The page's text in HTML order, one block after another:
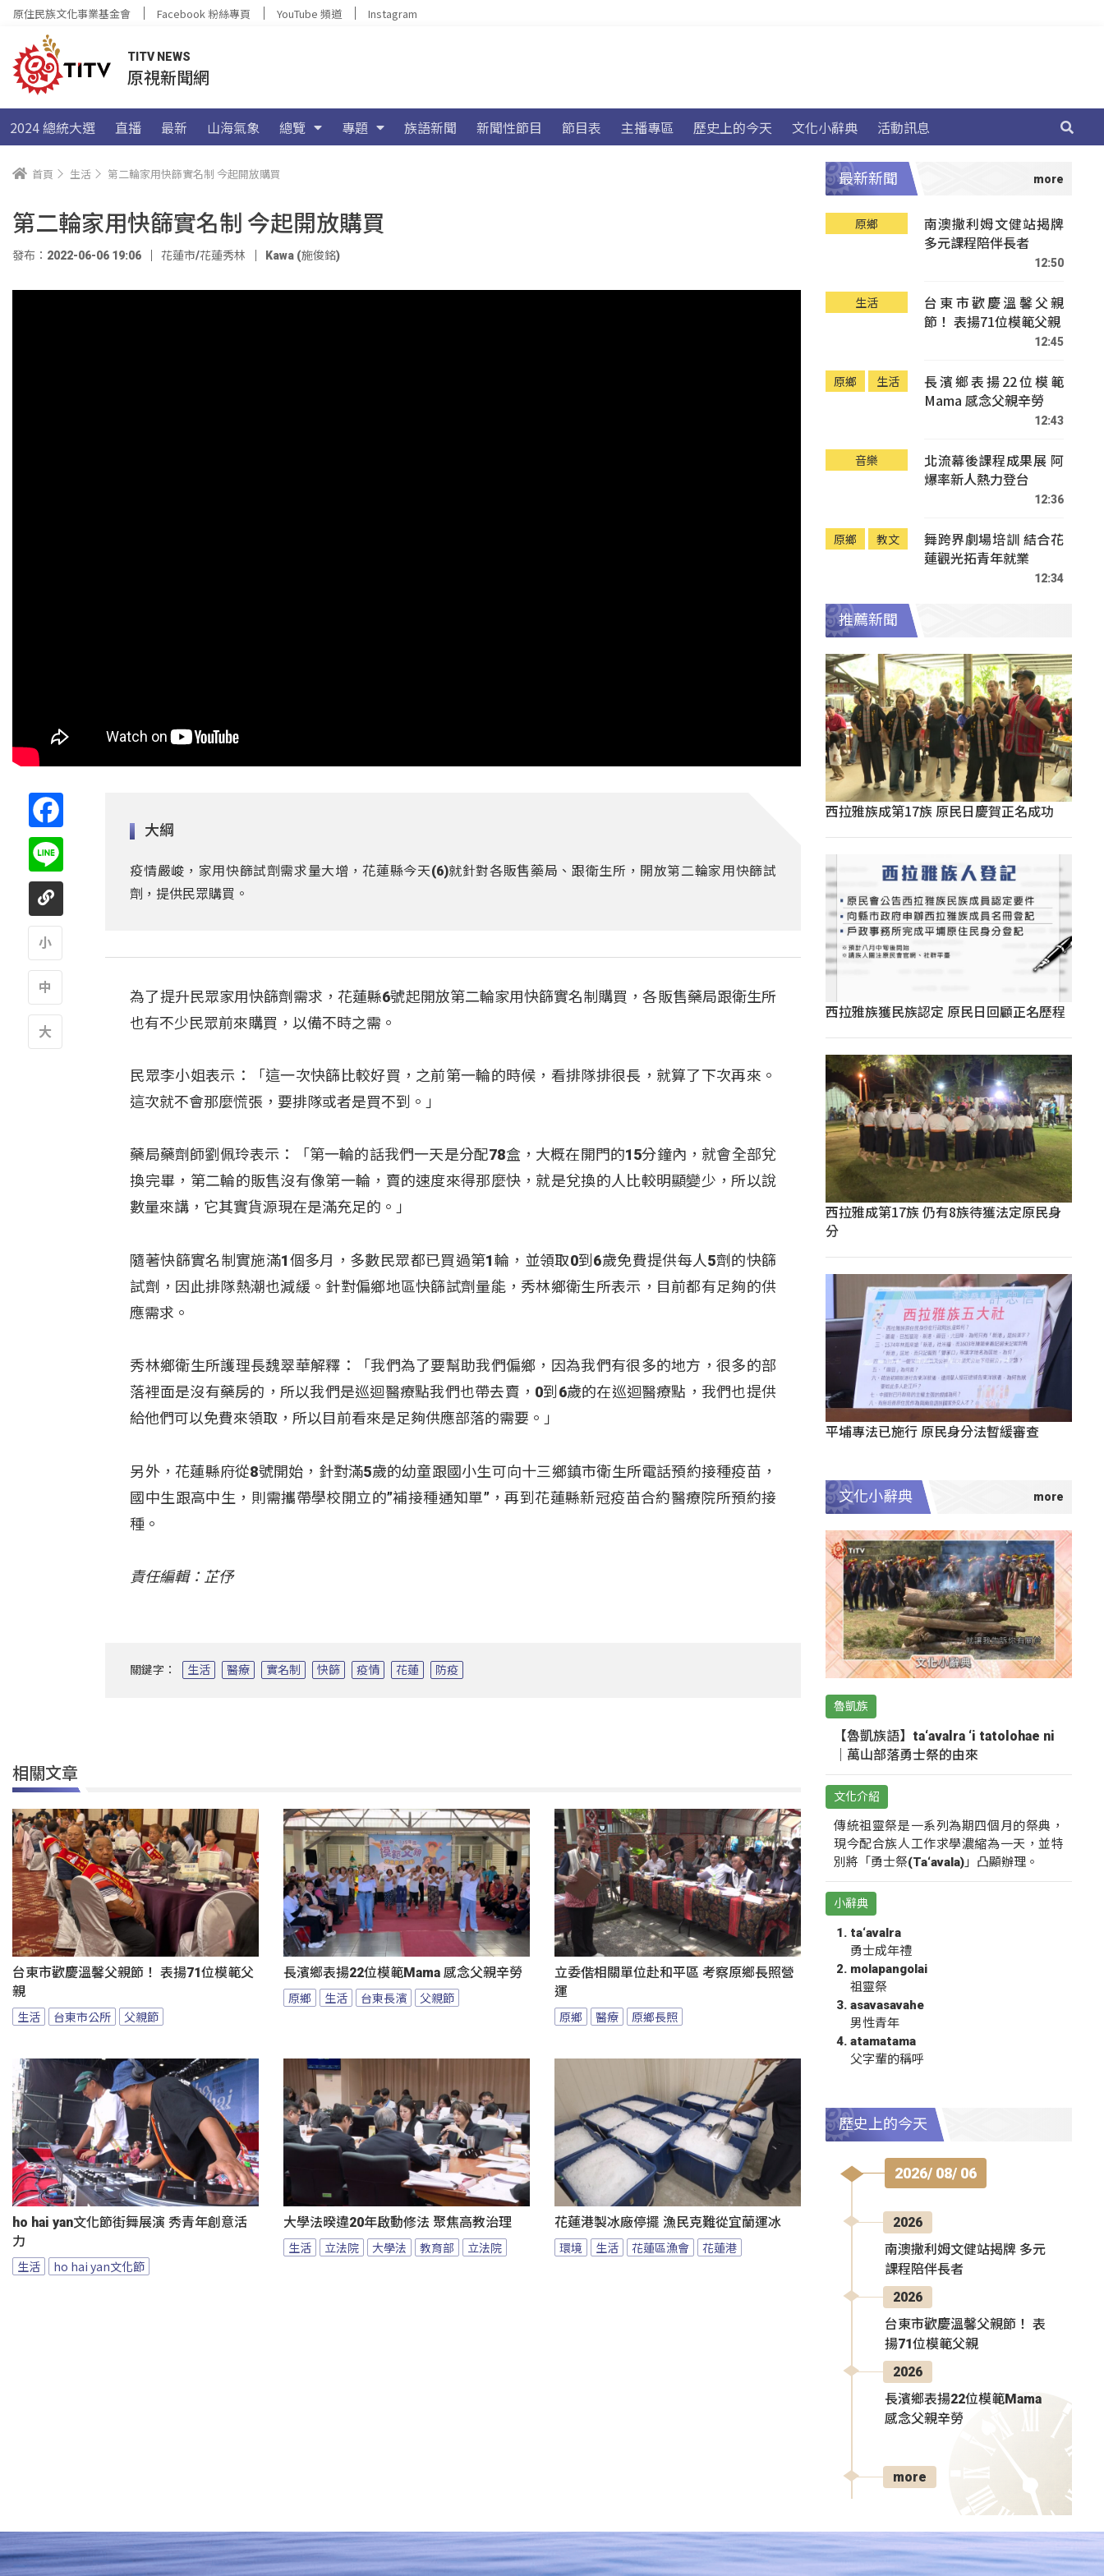
原住民族文化事業基金會 Facebook 粉絲專頁 YouTube 頻道 Instagram
TITV NEWS
原視新聞網
2024 總統大選 直播 最新 山海氣象 總覽 專題 族語新聞 新聞性節目 節目表 主播專區 歷史上的今天 文化小辭典 活動訊息
首頁 生活 第二輪家用快篩實名制 今起開放購買
第二輪家用快篩實名制 今起開放購買
發布：2022-06-06 19:06 花蓮市/花蓮秀林 Kawa (施俊銘)
大綱
疫情嚴峻，家用快篩試劑需求量大增，花蓮縣今天(6)就針對各販售藥局、跟衛生所，開放第二輪家用快篩試
劑，提供民眾購買。
為了提升民眾家用快篩劑需求，花蓮縣6號起開放第二輪家用快篩實名制購買，各販售藥局跟衛生所
也有不少民眾前來購買，以備不時之需。
民眾李小姐表示：「這一次快篩比較好買，之前第一輪的時候，看排隊排很長，就算了下次再來。
這次就不會那麼慌張，要排隊或者是買不到。」
藥局藥劑師劉佩玲表示：「第一輪的話我們一天是分配78盒，大概在開門的15分鐘內，就會全部兌
換完畢，第二輪的販售沒有像第一輪，賣的速度來得那麼快，就是兌換的人比較明顯變少，所以說
數量來講，它其實貨源現在是滿充足的。」
隨著快篩實名制實施滿1個多月，多數民眾都已買過第1輪，並領取0到6歲免費提供每人5劑的快篩
試劑，因此排隊熱潮也減緩。針對偏鄉地區快篩試劑量能，秀林鄉衛生所表示，目前都有足夠的供
應需求。
秀林鄉衛生所護理長魏翠華解釋：「我們為了要幫助我們偏鄉，因為我們有很多的地方，很多的部
落裡面是沒有藥房的，所以我們是巡迴醫療點我們也帶去賣，0到6歲的在巡迴醫療點，我們也提供
給他們可以免費來領取，所以目前看來是足夠供應部落的需要。」
另外，花蓮縣府從8號開始，針對滿5歲的幼童跟國小生可向十三鄉鎮市衛生所電話預約接種疫苗，
國中生跟高中生，則需攜帶學校開立的”補接種通知單”，再到花蓮縣新冠疫苗合約醫療院所預約接
種。
責任編輯：芷伃
關鍵字： 生活 醫療 實名制 快篩 疫情 花蓮 防疫
相關文章
台東市歡慶溫馨父親節！ 表揚71位模範父
親
生活 台東市公所 父親節
長濱鄉表揚22位模範Mama 感念父親辛勞
原鄉 生活 台東長濱 父親節
立委偕相關單位赴和平區 考察原鄉長照營
運
原鄉 醫療 原鄉長照
ho hai yan文化節街舞展演 秀青年創意活
力
生活 ho hai yan文化節
大學法暌違20年啟動修法 聚焦高教治理
生活 立法院 大學法 教育部 立法院
花蓮港製冰廠停擺 漁民克難從宜蘭運冰
環境 生活 花蓮區漁會 花蓮港
最新新聞
原鄉
南澳撒利姆文健站揭牌
多元課程陪伴長者
12:50
生活
台東市歡慶溫馨父親
節！ 表揚71位模範父親
12:45
原鄉 生活
長濱鄉表揚22位模範
Mama 感念父親辛勞
12:43
音樂
北流幕後課程成果展 阿
爆率新人熱力登台
12:36
原鄉 教文
舞跨界劇場培訓 結合花
蓮觀光拓青年就業
12:34
推薦新聞
西拉雅族成第17族 原民日慶賀正名成功
西拉雅族獲民族認定 原民日回顧正名歷程
西拉雅成第17族 仍有8族待獲法定原民身
分
平埔專法已施行 原民身分法暫緩審查
文化小辭典
魯凱族
【魯凱族語】ta‘avalra ‘i tatolohae ni
｜萬山部落勇士祭的由來
文化介紹
傳統祖靈祭是一系列為期四個月的祭典，
現今配合族人工作求學濃縮為一天，並特
別將「勇士祭(Ta‘avala)」凸顯辦理。
小辭典
ta‘avalra
勇士成年禮
molapangolai
祖靈祭
asavasavahe
男性青年
atamatama
父字輩的稱呼
歷史上的今天
2026/ 08/ 06
2026
南澳撒利姆文健站揭牌 多元
課程陪伴長者
2026
台東市歡慶溫馨父親節！ 表
揚71位模範父親
2026
長濱鄉表揚22位模範Mama
感念父親辛勞
more